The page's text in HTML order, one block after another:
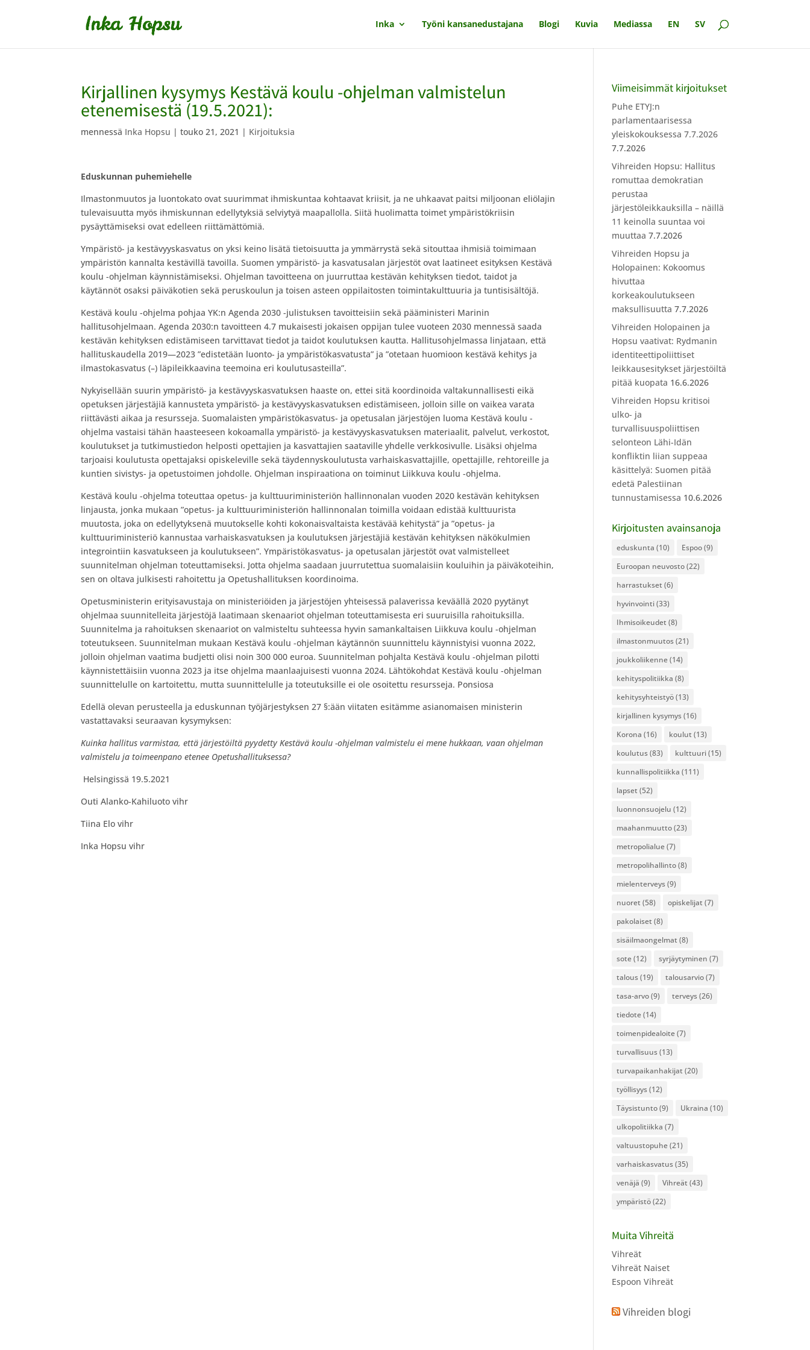
Inka Työni kansanedustajana Blogi Kuvia Mediassa EN SV
Kirjallinen kysymys Kestävä koulu -ohjelman valmistelun
etenemisestä (19.5.2021):
mennessä Inka Hopsu |touko 21, 2021 | Kirjoituksia
Eduskunnan puhemiehelle
Ilmastonmuutos ja luontokato ovat suurimmat ihmiskuntaa kohtaavat kriisit, ja ne uhkaavat paitsi miljoonan eliölajin
tulevaisuutta myös ihmiskunnan edellytyksiä selviytyä maapallolla. Siitä huolimatta toimet ympäristökriisin
pysäyttämiseksi ovat edelleen riittämättömiä.
Ympäristö- ja kestävyyskasvatus on yksi keino lisätä tietoisuutta ja ymmärrystä sekä sitouttaa ihmisiä toimimaan
ympäristön kannalta kestävillä tavoilla. Suomen ympäristö- ja kasvatusalan järjestöt ovat laatineet esityksen Kestävä
koulu -ohjelman käynnistämiseksi. Ohjelman tavoitteena on juurruttaa kestävän kehityksen tiedot, taidot ja
käytännöt osaksi päiväkotien sekä peruskoulun ja toisen asteen oppilaitosten toimintakulttuuria ja tuntisisältöjä.
Kestävä koulu -ohjelma pohjaa YK:n Agenda 2030 -julistuksen tavoitteisiin sekä pääministeri Marinin
hallitusohjelmaan. Agenda 2030:n tavoitteen 4.7 mukaisesti jokaisen oppijan tulee vuoteen 2030 mennessä saada
kestävän kehityksen edistämiseen tarvittavat tiedot ja taidot koulutuksen kautta. Hallitusohjelmassa linjataan, että
hallituskaudella 2019—2023 ”edistetään luonto- ja ympäristökasvatusta” ja ”otetaan huomioon kestävä kehitys ja
ilmastokasvatus (–) läpileikkaavina teemoina eri koulutusasteilla”.
Nykyisellään suurin ympäristö- ja kestävyyskasvatuksen haaste on, ettei sitä koordinoida valtakunnallisesti eikä
opetuksen järjestäjiä kannusteta ympäristö- ja kestävyyskasvatuksen edistämiseen, jolloin sille on vaikea varata
riittävästi aikaa ja resursseja. Suomalaisten ympäristökasvatus- ja opetusalan järjestöjen luoma Kestävä koulu -
ohjelma vastaisi tähän haasteeseen kokoamalla ympäristö- ja kestävyyskasvatuksen materiaalit, palvelut, verkostot,
koulutukset ja tutkimustiedon helposti opettajien ja kasvattajien saataville yhdelle verkkosivulle. Lisäksi ohjelma
tarjoaisi koulutusta opettajaksi opiskeleville sekä täydennyskoulutusta varhaiskasvattajille, opettajille, rehtoreille ja
kuntien sivistys- ja opetustoimen johdolle. Ohjelman inspiraationa on toiminut Liikkuva koulu -ohjelma.
Kestävä koulu -ohjelma toteuttaa opetus- ja kulttuuriministeriön hallinnonalan vuoden 2020 kestävän kehityksen
linjausta, jonka mukaan ”opetus- ja kulttuuriministeriön hallinnonalan toimilla voidaan edistää kulttuurista
muutosta, joka on edellytyksenä muutokselle kohti kokonaisvaltaista kestävää kehitystä” ja ”opetus- ja
kulttuuriministeriö kannustaa varhaiskasvatuksen ja koulutuksen järjestäjiä kestävän kehityksen näkökulmien
integrointiin kasvatukseen ja koulutukseen”. Ympäristökasvatus- ja opetusalan järjestöt ovat valmistelleet
suunnitelman ohjelman toteuttamiseksi. Jotta ohjelma saadaan juurrutettua suomalaisiin kouluihin ja päiväkoteihin,
sen on oltava julkisesti rahoitettu ja Opetushallituksen koordinoima.
Opetusministerin erityisavustaja on ministeriöiden ja järjestöjen yhteisessä palaverissa keväällä 2020 pyytänyt
ohjelmaa suunnitelleita järjestöjä laatimaan skenaariot ohjelman toteuttamisesta eri suuruisilla rahoituksilla.
Suunnitelma ja rahoituksen skenaariot on valmisteltu suhteessa hyvin samankaltaisen Liikkuva koulu -ohjelman
toteutukseen. Suunnitelman mukaan Kestävä koulu -ohjelman käytännön suunnittelu käynnistyisi vuonna 2022,
jolloin ohjelman vaatima budjetti olisi noin 300 000 euroa. Suunnitelman pohjalta Kestävä koulu -ohjelman pilotti
käynnistettäisiin vuonna 2023 ja itse ohjelma maanlaajuisesti vuonna 2024. Lähtökohdat Kestävä koulu -ohjelman
suunnittelulle on kartoitettu, mutta suunnittelulle ja toteutuksille ei ole osoitettu resursseja. Ponsiosa
Edellä olevan perusteella ja eduskunnan työjärjestyksen 27 §:ään viitaten esitämme asianomaisen ministerin
vastattavaksi seuraavan kysymyksen:
Kuinka hallitus varmistaa, että järjestöiltä pyydetty Kestävä koulu -ohjelman valmistelu ei mene hukkaan, vaan ohjelman
valmistelu ja toimeenpano etenee Opetushallituksessa?
Helsingissä 19.5.2021
Outi Alanko-Kahiluoto vihr
Tiina Elo vihr
Inka Hopsu vihr
Viimeisimmät kirjoitukset
Puhe ETYJ:n
parlamentaarisessa
yleiskokouksessa 7.7.2026
7.7.2026
Vihreiden Hopsu: Hallitus
romuttaa demokratian
perustaa
järjestöleikkauksilla – näillä
11 keinolla suuntaa voi
muuttaa 7.7.2026
Vihreiden Hopsu ja
Holopainen: Kokoomus
hivuttaa
korkeakoulutukseen
maksullisuutta 7.7.2026
Vihreiden Holopainen ja
Hopsu vaativat: Rydmanin
identiteettipoliittiset
leikkausesitykset järjestöiltä
pitää kuopata 16.6.2026
Vihreiden Hopsu kritisoi
ulko- ja
turvallisuuspoliittisen
selonteon Lähi-Idän
konfliktin liian suppeaa
käsittelyä: Suomen pitää
edetä Palestiinan
tunnustamisessa 10.6.2026
Kirjoitusten avainsanoja
eduskunta (10) Espoo(9)
Euroopan neuvosto(22)
harrastukset (6)
hyvinvointi(33)
Ihmisoikeudet (8)
ilmastonmuutos(21)
joukkoliikenne(14)
kehityspolitiikka (8)
kehitysyhteistyö(13)
kirjallinen kysymys(16)
Korona (16) koulut (13)
koulutus(83) kulttuuri(15)
kunnallispolitiikka (111)
lapset (52)
luonnonsuojelu (12)
maahanmuutto(23)
metropolialue(7)
metropolihallinto(8)
mielenterveys(9)
nuoret (58) opiskelijat (7)
pakolaiset (8)
sisäilmaongelmat (8)
sote(12) syrjäytyminen (7)
talous(19) talousarvio(7)
tasa-arvo(9) terveys(26)
tiedote(14)
toimenpidealoite(7)
turvallisuus(13)
turvapaikanhakijat (20)
työllisyys(12)
Täysistunto(9) Ukraina (10)
ulkopolitiikka (7)
valtuustopuhe(21)
varhaiskasvatus(35)
venäjä (9) Vihreät (43)
ympäristö(22)
Muita Vihreitä
Vihreät
Vihreät Naiset
Espoon Vihreät
Vihreiden blogi